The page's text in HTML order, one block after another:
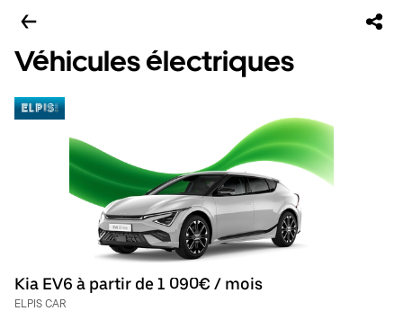
Véhicules électriques
Kia EV6 à partir de 1 090€ / mois
ELPIS CAR